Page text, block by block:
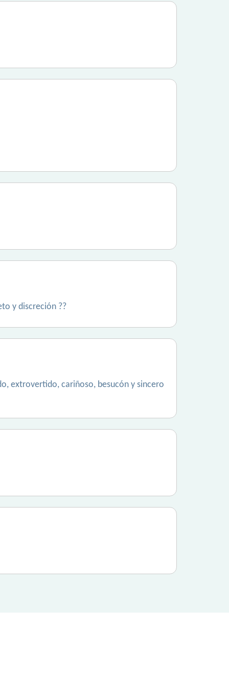
y discreción ??
extrovertido, cariñoso, besucón y sincero